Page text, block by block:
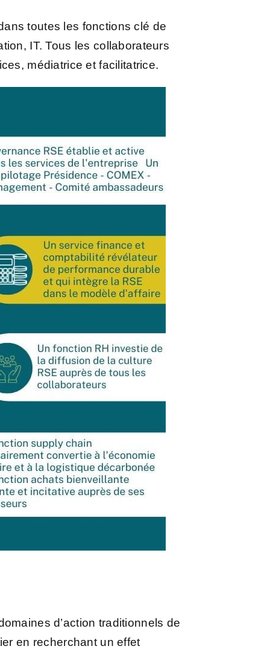
toutes les fonctions clé de
IT. Tous les collaborateurs
médiatrice et facilitatrice.
d’action traditionnels de
en recherchant un effet